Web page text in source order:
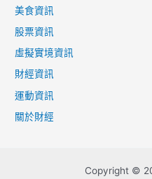
美食資訊
股票資訊
虛擬實境資訊
財經資訊
運動資訊
關於財經
Copyright ©